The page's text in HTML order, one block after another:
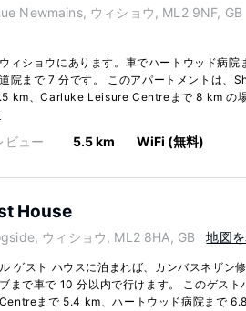
Newmains, ウィショウ, ML2 9NF, GB
ィショウにあります。車でハートウッド病院
院まで 7 分です。 このアパートメントは、
km、Carluke Leisure Centreまで 8 km の
ビュー 5.5 km WiFi (無料)
House
ウィショウ, ML2 8HA, GB 地図
ゲスト ハウスに泊まれば、カンバスネザン
まで車で 10 分以内で行けます。 このゲスト
まで 5.4 km、ハートウッド病院まで